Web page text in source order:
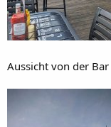
Aussicht von der Bar